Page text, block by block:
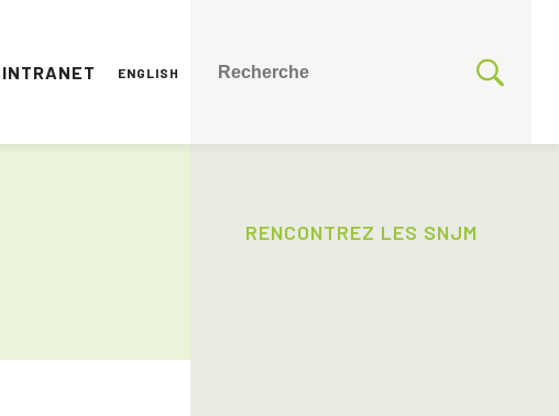
INTRANET ENGLISH
RENCONTREZ LES SNJM